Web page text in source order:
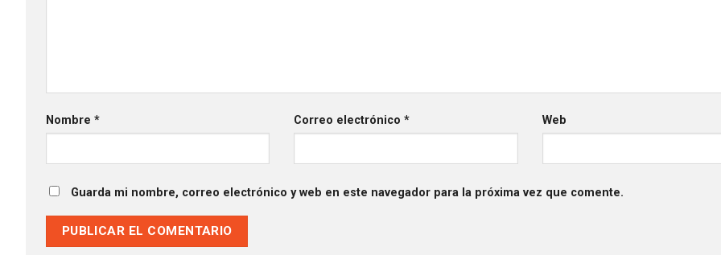
Nombre * Correo electrónico* Web
Guarda mi nombre, correo electrónico y web en este navegador para la próxima vez que comente.